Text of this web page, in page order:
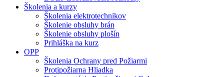
Školenia a kurzy
Školenia elektrotechnikov
Školenie obsluhy brán
Školenie obsluhy plošín
Prihláška na kurz
OPP
Školenia Ochrany pred Požiarmi
Protipožiarna Hliadka